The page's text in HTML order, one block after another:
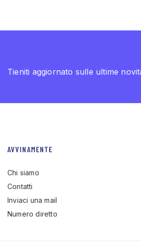
Tieniti aggiornato sulle ultime
AVVINAMENTE
Chi siamo
Contatti
Inviaci una mail
Numero diretto